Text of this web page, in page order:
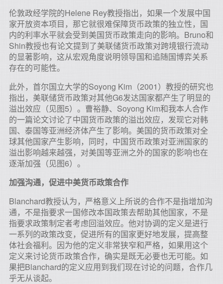
伦敦政经学院的Helene Rey教授指出，如果一个发展中国
家开放资本项目，那它就很难保障货币政策的独立性，国
内的利率水平就会受到美国货币政策走向的影响。Bruno和
Shin教授也有论文提到了美联储货币政策对跨境银行流动
的显著影响，这从宏观角度说明领导国和追随国博弈关系
存在的可能性。
此外，首尔国立大学的Soyong Kim（2001）教授的研究也
指出，美联储货币政策对其他G6发达国家都产生了明显的
溢出效应（见图5）。曹裕静、Soyong Kim和我本人合作
的一篇论文讨论了中国货币政策的溢出效应，发现它对韩
国、泰国等亚洲经济体产生了影响。美国的货币政策对全
球其他国家产生影响，同时，中国货币政策对亚洲国家的
溢出影响越来越强，对美国等亚洲之外的国家的影响也在
逐渐加强（见图6）。
加强沟通，促进中美货币政策合作
Blanchard教授认为，严格意义上所说的合作不是指增加沟
通，不是指要求一国修改本国政策去帮助其他国家，不是
指要求政策制定者考虑回溢效应。他对协调的定义是进行
一系列的政策改变，促进所有的国家更好地发展，提高整
体社会福利。因为他的定义非常狭窄和严格，如果用这个
定义来讨论货币政策合作，确实是既无必要也无可能。如
果把Blanchard的定义应用到我们现在讨论的问题，合作几
乎无从谈起。